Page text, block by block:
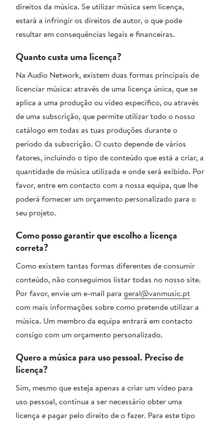
direitos da música. Se utilizar música sem licença,
estará a infringir os direitos de autor, o que pode
resultar em consequências legais e financeiras.
Quanto custa uma licença?
Na Audio Network, existem duas formas principais de
licenciar música: através de uma licença única, que se
aplica a uma produção ou vídeo específico, ou através
de uma subscrição, que permite utilizar todo o nosso
catálogo em todas as tuas produções durante o
período da subscrição. O custo depende de vários
fatores, incluindo o tipo de conteúdo que está a criar, a
quantidade de música utilizada e onde será exibido. Por
favor, entre em contacto com a nossa equipa, que lhe
poderá fornecer um orçamento personalizado para o
seu projeto.
Como posso garantir que escolho a licença
correta?
Como existem tantas formas diferentes de consumir
conteúdo, não conseguimos listar todas no nosso site.
Por favor, envie um e-mail para geral@vanmusic.pt
com mais informações sobre como pretende utilizar a
música. Um membro da equipa entrará em contacto
consigo com um orçamento personalizado.
Quero a música para uso pessoal. Preciso de
licença?
Sim, mesmo que esteja apenas a criar um vídeo para
uso pessoal, continua a ser necessário obter uma
licença e pagar pelo direito de o fazer. Para este tipo